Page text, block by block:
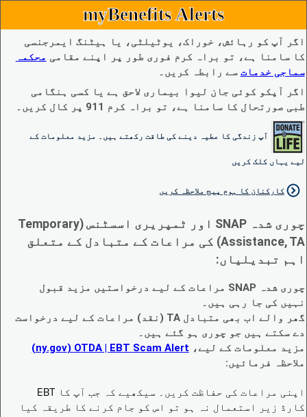
myBenefits Alerts
اگر آپ کو رہائش، خوراک، یوٹیلٹی، یا ہیٹنگ ایمرجنسی
کا سامنا ہے، تو براہ کرم فوری طور پر اپنے مقامی محکمہ
سماجی خدمات سے رابطہ کریں۔
اگر آپکو کوئی جان لیوا بیماری لاحق ہے یا کسی ہنگامی
طبی صورتحال کا سامنا ہے، تو براہ کرم 911 پر کال کریں۔
آپ زندگی کا عطیہ دینے کی طاقت رکھتے ہیں۔ مزید معلومات کے
لیے یہاں کلک کریں
کارکنان کا ہوم پیج ملاحظہ کریں
چوری شدہ SNAP اور ٹمپریری اسسٹنس (Temporary
Assistance, TA) کی مراعات کے متبادل کے متعلق
اہم تبدیلیاں:
چوری شدہ SNAP مراعات کے لیے درخواستیں مزید قبول
نہیں کی جا رہی ہیں۔
گھر والے اب بھی متبادل TA (نقد) مراعات کے لیے درخواست
دے سکتے ہیں جو چوری ہو گئے ہیں۔
مزید معلومات کے لیے، EBT Scam Alert ‏| OTDA ‏(ny.gov)
ملاحظہ فرمائیں:
اپنی مراعات کی حفاظت کریں۔ سیکھیے کہ جب آپ کا EBT
کارڈ زیر استعمال نہ ہو تو اس کو جام کرنے کا طریقہ کیا